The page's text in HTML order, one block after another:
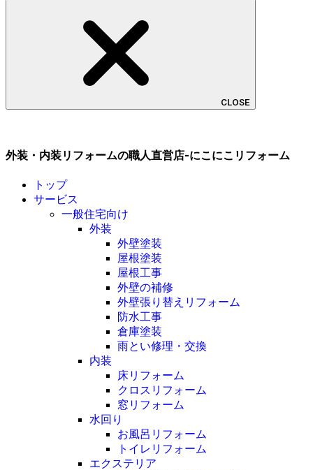
CLOSE
外装・内装リフォームの職人直営店-にこにこリフォーム
トップ
サービス
一般住宅向け
外装
外壁塗装
屋根塗装
屋根工事
外壁の補修
外壁張り替えリフォーム
防水工事
倉庫塗装
雨とい修理・交換
内装
床リフォーム
クロスリフォーム
窓リフォーム
水回り
お風呂リフォーム
トイレリフォーム
エクステリア